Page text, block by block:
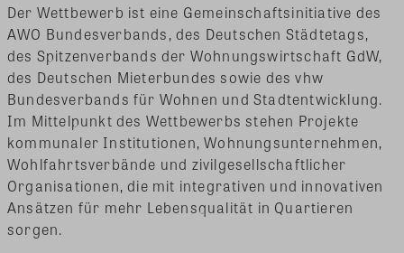
Der Wettbewerb ist eine Gemeinschaftsinitiative des
AWO Bundesverbands, des Deutschen Städtetags,
des Spitzenverbands der Wohnungswirtschaft GdW,
des Deutschen Mieterbundes sowie des vhw
Bundesverbands für Wohnen und Stadtentwicklung.
Im Mittelpunkt des Wettbewerbs stehen Projekte
kommunaler Institutionen, Wohnungsunternehmen,
Wohlfahrtsverbände und zivilgesellschaftlicher
Organisationen, die mit integrativen und innovativen
Ansätzen für mehr Lebensqualität in Quartieren
sorgen.